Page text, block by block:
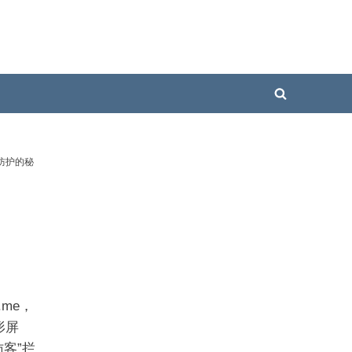
Toggle
护的秘
，
屏
”拦